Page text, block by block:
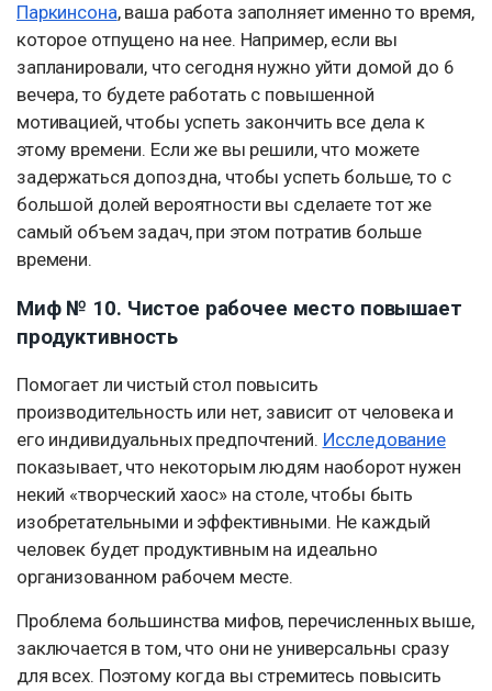
Паркинсона, ваша работа заполняет именно то время,
которое отпущено на нее. Например, если вы
запланировали, что сегодня нужно уйти домой до 6
вечера, то будете работать с повышенной
мотивацией, чтобы успеть закончить все дела к
этому времени. Если же вы решили, что можете
задержаться допоздна, чтобы успеть больше, то с
большой долей вероятности вы сделаете тот же
самый объем задач, при этом потратив больше
времени.
Миф № 10. Чистое рабочее место повышает
продуктивность
Помогает ли чистый стол повысить
производительность или нет, зависит от человека и
его индивидуальных предпочтений. Исследование
показывает, что некоторым людям наоборот нужен
некий «творческий хаос» на столе, чтобы быть
изобретательными и эффективными. Не каждый
человек будет продуктивным на идеально
организованном рабочем месте.
Проблема большинства мифов, перечисленных выше,
заключается в том, что они не универсальны сразу
для всех. Поэтому когда вы стремитесь повысить